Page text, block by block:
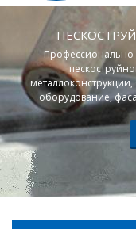
Профессионально
оборудование,